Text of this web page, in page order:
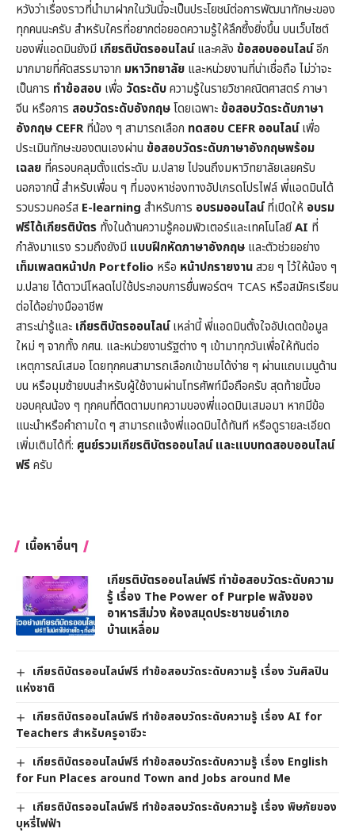
หวังว่าเรื่องราวที่นำมาฝากในวันนี้จะเป็นประโยชน์ต่อการพัฒนาทักษะของ
ทุกคนนะครับ สำหรับใครที่อยากต่อยอดความรู้ให้ลึกซึ้งยิ่งขึ้น บนเว็บไซต์
ของพี่แอดมินยังมี เกียรติบัตรออนไลน์และคลัง ข้อสอบออนไลน์อีก
มากมายที่คัดสรรมาจาก มหาวิทยาลัย และหน่วยงานที่น่าเชื่อถือ ไม่ว่าจะ
เป็นการ ทำข้อสอบ เพื่อ วัดระดับความรู้ในรายวิชาคณิตศาสตร์ภาษา
จีน หรือการ สอบวัดระดับอังกฤษโดยเฉพาะข้อสอบวัดระดับภาษา
อังกฤษ CEFRที่น้อง ๆ สามารถเลือก ทดสอบ CEFR ออนไลน์เพื่อ
ประเมินทักษะของตนเองผ่าน ข้อสอบวัดระดับภาษาอังกฤษพร้อม
เฉลย ที่ครอบคลุมตั้งแต่ระดับ ม.ปลาย ไปจนถึงมหาวิทยาลัยเลยครับ
นอกจากนี้ สำหรับเพื่อน ๆ ที่มองหาช่องทางอัปเกรดโปรไฟล์ พี่แอดมินได้
รวบรวมคอร์ส E-learning สำหรับการ อบรมออนไลน์ที่เปิดให้ อบรม
ฟรีได้เกียรติบัตร ทั้งในด้านความรู้คอมพิวเตอร์และเทคโนโลยีAI ที่
กำลังมาแรง รวมถึงยังมี แบบฝึกหัดภาษาอังกฤษ และตัวช่วยอย่าง
เท็มเพลตหน้าปก Portfolio หรือ หน้าปกรายงานสวย ๆ ไว้ให้น้อง ๆ
ม.ปลาย ได้ดาวน์โหลดไปใช้ประกอบการยื่นพอร์ตฯ TCAS หรือสมัครเรียน
ต่อได้อย่างมืออาชีพ
สาระน่ารู้และ เกียรติบัตรออนไลน์เหล่านี้ พี่แอดมินตั้งใจอัปเดตข้อมูล
ใหม่ ๆ จากทั้ง กศน. และหน่วยงานรัฐต่าง ๆ เข้ามาทุกวันเพื่อให้ทันต่อ
เหตุการณ์เสมอ โดยทุกคนสามารถเลือกเข้าชมได้ง่าย ๆ ผ่านแถบเมนูด้าน
บน หรือมุมซ้ายบนสำหรับผู้ใช้งานผ่านโทรศัพท์มือถือครับ สุดท้ายนี้ขอ
ขอบคุณน้อง ๆ ทุกคนที่ติดตามบทความของพี่แอดมินเสมอมา หากมีข้อ
แนะนำหรือคำถามใด ๆ สามารถแจ้งพี่แอดมินได้ทันที หรือดูรายละเอียด
เพิ่มเติมได้ที่: ศูนย์รวมเกียรติบัตรออนไลน์ และแบบทดสอบออนไลน์
ฟรีครับ
เนื้อหาอื่นๆ
เกียรติบัตรออนไลน์ฟรี ทำข้อสอบวัดระดับความ
รู้ เรื่อง The Power of Purple พลังของ
อาหารสีม่วง ห้องสมุดประชาชนอำเภอ
บ้านเหลื่อม
เกียรติบัตรออนไลน์ฟรี ทำข้อสอบวัดระดับความรู้ เรื่อง วันศิลปิน
แห่งชาติ
เกียรติบัตรออนไลน์ฟรี ทำข้อสอบวัดระดับความรู้ เรื่อง AI for
Teachers สำหรับครูอาชีวะ
เกียรติบัตรออนไลน์ฟรี ทำข้อสอบวัดระดับความรู้ เรื่อง English
for Fun Places around Town and Jobs around Me
เกียรติบัตรออนไลน์ฟรี ทำข้อสอบวัดระดับความรู้ เรื่อง พิษภัยของ
บุหรี่ไฟฟ้า